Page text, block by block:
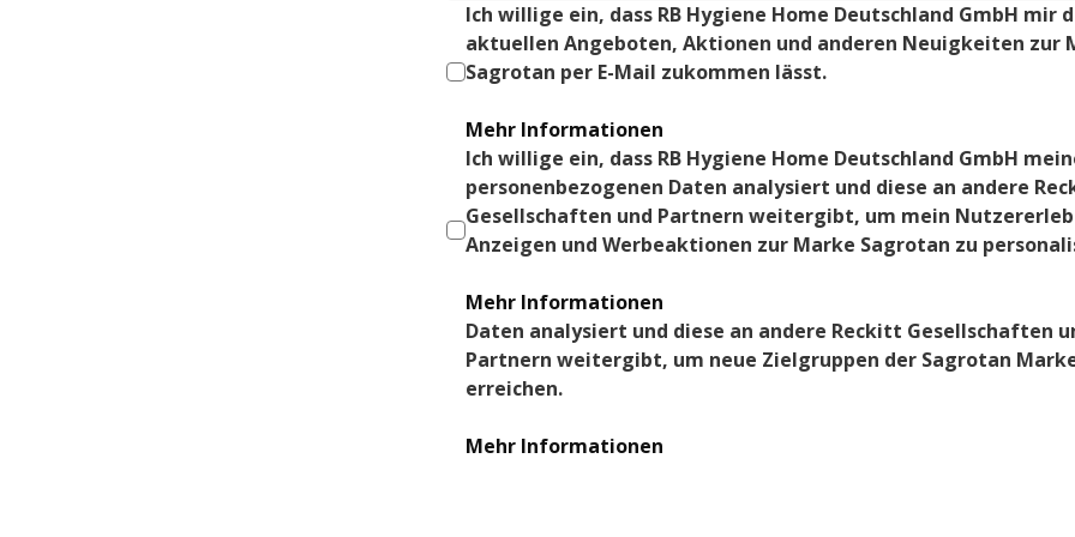
Ich willige ein, dass RB Hygiene Home Deutschland GmbH mir
aktuellen Angeboten, Aktionen und anderen Neuigkeiten zur
Sagrotan per E-Mail zukommen lässt.
Mehr Informationen
Ich willige ein, dass RB Hygiene Home Deutschland GmbH
personenbezogenen Daten analysiert und diese an andere
Gesellschaften und Partnern weitergibt, um mein
Anzeigen und Werbeaktionen zur Marke Sagrotan zu
Mehr Informationen
Daten analysiert und diese an andere Reckitt Gesellschaften
Partnern weitergibt, um neue Zielgruppen der Sagrotan
erreichen.
Mehr Informationen